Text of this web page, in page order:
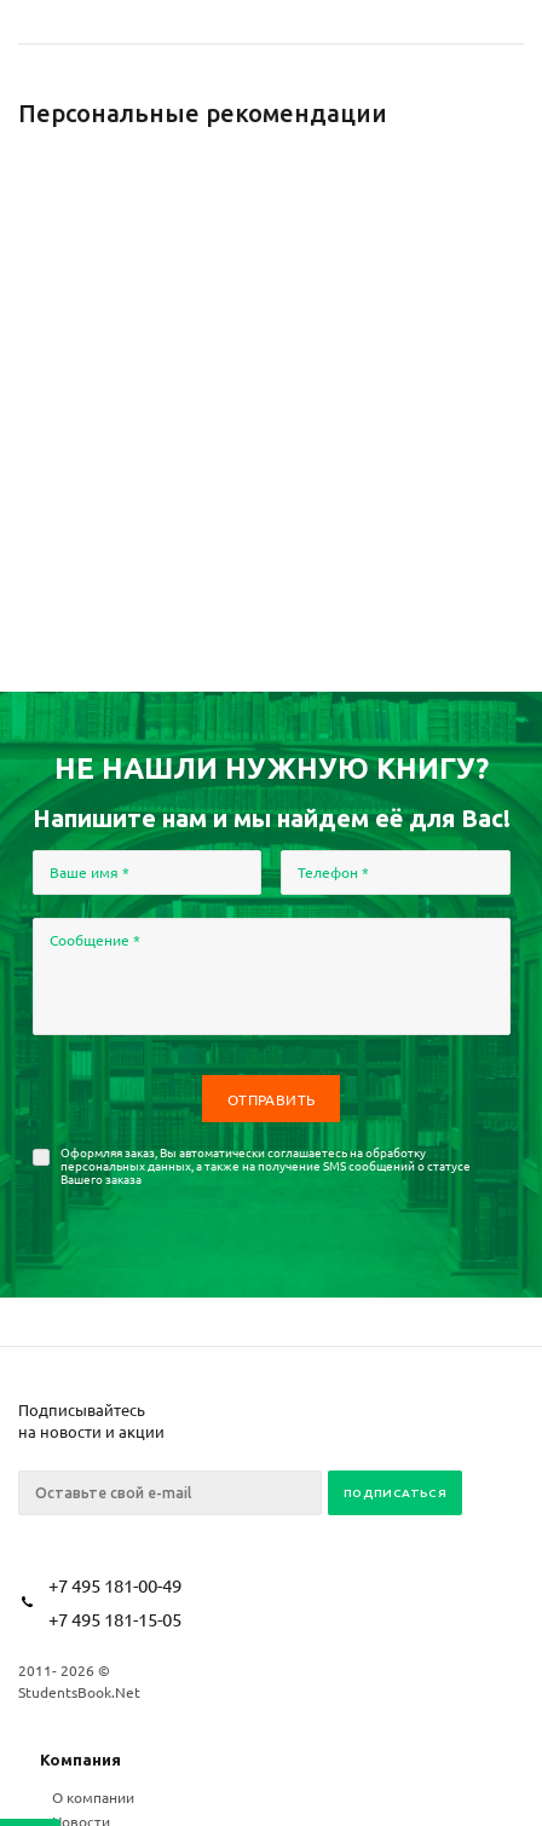
Персональные рекомендации
НЕ НАШЛИ НУЖНУЮ КНИГУ?
Напишите нам и мы найдем её для Вас!
Ваше имя * Телефон *
Сообщение *
Оформляя заказ, Вы автоматически соглашаетесь наобработку
персональных данных, а также на получение SMS сообщений о статусе
Вашего заказа
Подписывайтесь
на новости и акции
+7 495 181-00-49
+7 495 181-15-05
2011- 2026 ©
StudentsBook.Net
Компания
О компании
Новости